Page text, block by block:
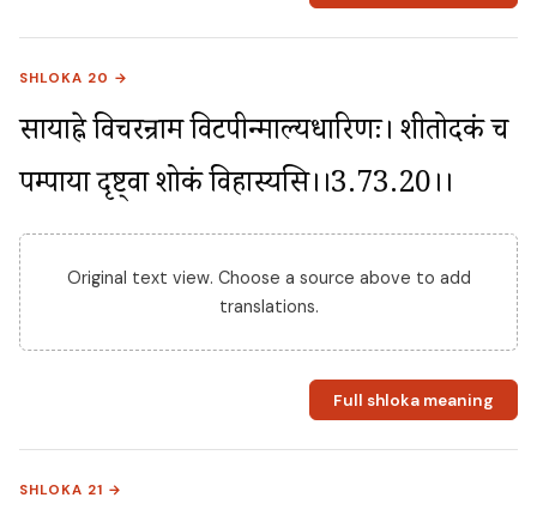
SHLOKA 20 →
सायाह्ने विचरन्राम विटपीन्माल्यधारिणः। शीतोदकं च
पम्पाया दृष्ट्वा शोकं विहास्यसि।।3.73.20।।
Original text view. Choose a source above to add
translations.
Full shloka meaning
SHLOKA 21 →